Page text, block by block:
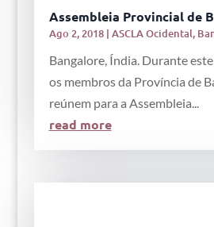
Assembleia Provincial de
Ago 2, 2018| ASCLA Ocidental,
Bangalore, Índia. Durante
os membros da Província de
reúnem para a Assembleia...
read more